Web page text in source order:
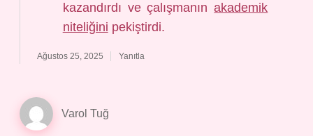
kazandırdı ve çalışmanınakademik
niteliğini pekiştirdi.
Ağustos 25, 2025 Yanıtla
Varol Tuğ